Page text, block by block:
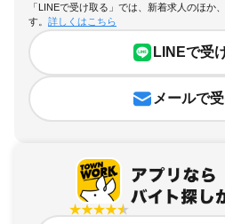
「LINEで受け取る」では、新着求人のほか
す。 詳しくはこちら
LINEで受
メールで